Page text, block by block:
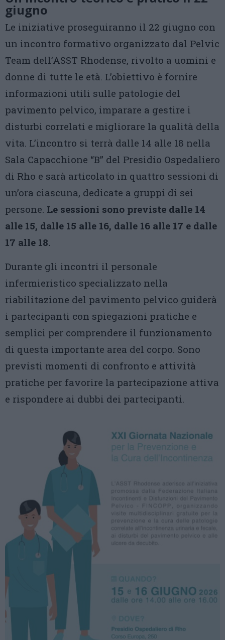
giugno
Le iniziative proseguiranno il 22 giugno con
un incontro formativo organizzato dal Pelvic
Team dell’ASST Rhodense, rivolto a uomini e
donne di tutte le età. L’obiettivo è fornire
informazioni utili sulle patologie del
pavimento pelvico, imparare a gestire i
disturbi correlati e migliorare la qualità della
vita. L’incontro si terrà dalle 14 alle 18 nella
Sala Capacchione “B” del Presidio Ospedaliero
di Rho e sarà articolato in quattro sessioni di
un’ora ciascuna, dedicate a gruppi di sei
persone. Le sessioni sono previste dalle 14
alle 15, dalle 15 alle 16, dalle 16 alle 17 e dalle
17 alle 18.
Durante gli incontri il personale
infermieristico specializzato nella
riabilitazione del pavimento pelvico guiderà
i partecipanti con spiegazioni pratiche e
semplici per comprendere il funzionamento
di questa importante area del corpo. Sono
previsti momenti di confronto e attività
pratiche per favorire la partecipazione attiva
e rispondere ai dubbi dei partecipanti.